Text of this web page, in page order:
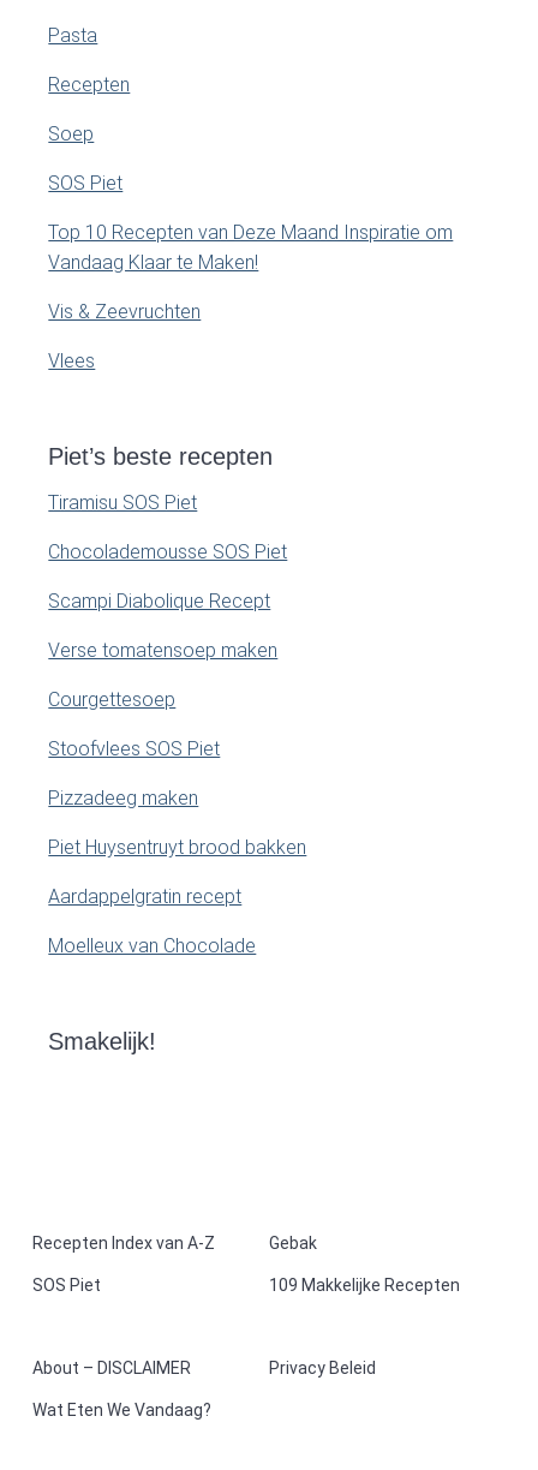
Pasta
Recepten
Soep
SOS Piet
Top 10 Recepten van Deze Maand Inspiratie om
Vandaag Klaar te Maken!
Vis & Zeevruchten
Vlees
Piet’s beste recepten
Tiramisu SOS Piet
Chocolademousse SOS Piet
Scampi Diabolique Recept
Verse tomatensoep maken
Courgettesoep
Stoofvlees SOS Piet
Pizzadeeg maken
Piet Huysentruyt brood bakken
Aardappelgratin recept
Moelleux van Chocolade
Smakelijk!
Recepten Index van A-Z Gebak
SOS Piet 109 Makkelijke Recepten
About – DISCLAIMER Privacy Beleid
Wat Eten We Vandaag?